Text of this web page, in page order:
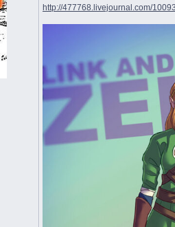
http://477768.livejournal.com/